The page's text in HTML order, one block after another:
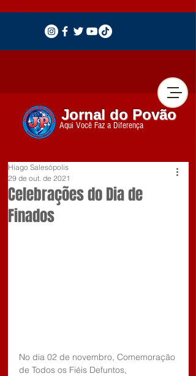
Jornal do Povão
Aqui Você Faz a Diferença
Celebrações do Dia de
Finados
Hiago Salesópolis
29 de out. de 2021
No dia 02 de novembro, Comemoração
de Todos os Fiéis Defuntos,